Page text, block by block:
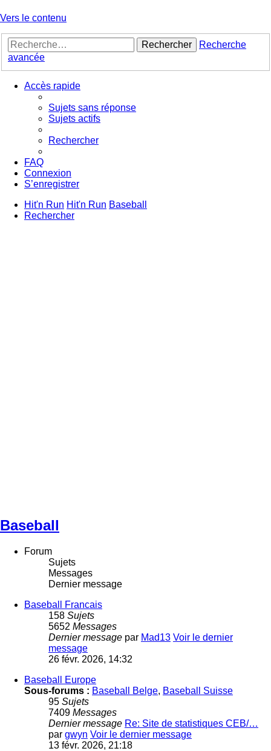
Vers le contenu
Rechercher
Recherche
avancée
Accès rapide
Sujets sans réponse
Sujets actifs
Rechercher
FAQ
Connexion
S’enregistrer
Hit'n Run Hit'n Run Baseball
Rechercher
Baseball
Forum
Sujets
Messages
Dernier message
Baseball Francais
158 Sujets
5652 Messages
Dernier message par Mad13 Voir le dernier
message
26 févr. 2026, 14:32
Baseball Europe
Sous-forums : Baseball Belge, Baseball Suisse
95 Sujets
7409 Messages
Dernier message Re: Site de statistiques CEB/…
par gwyn Voir le dernier message
13 févr. 2026, 21:18